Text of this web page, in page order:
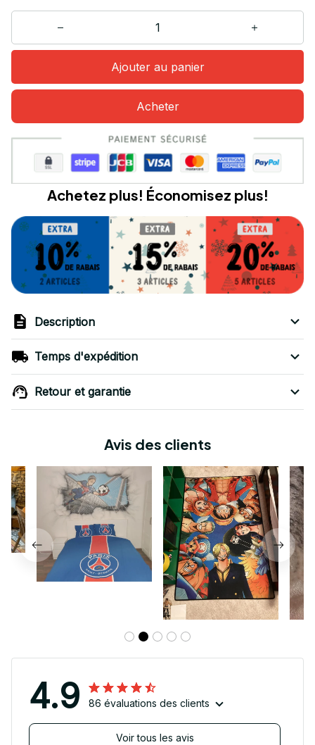
Ajouter au panier
Acheter
Achetez plus! Économisez plus!
Description
Temps d'expédition
Retour et garantie
Avis des clients
4.9 86 évaluations des clients
Voir tous les avis